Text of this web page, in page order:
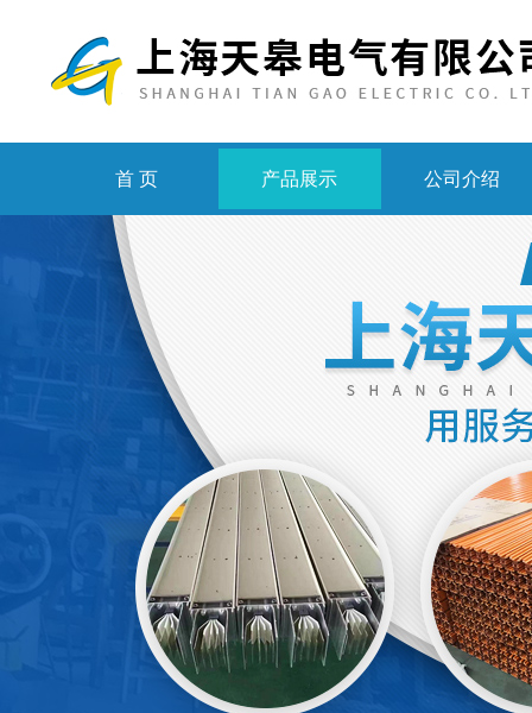
首 页 产品展示 公司介绍